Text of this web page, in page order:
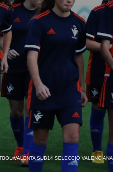
VALENTA SUB14 SELECCIÓ VALENCIANA